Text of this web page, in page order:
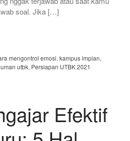
soal. Jika […]
mengontrol emosi, kampus impian,
utbk, Persiapan UTBK 2021
Efektif